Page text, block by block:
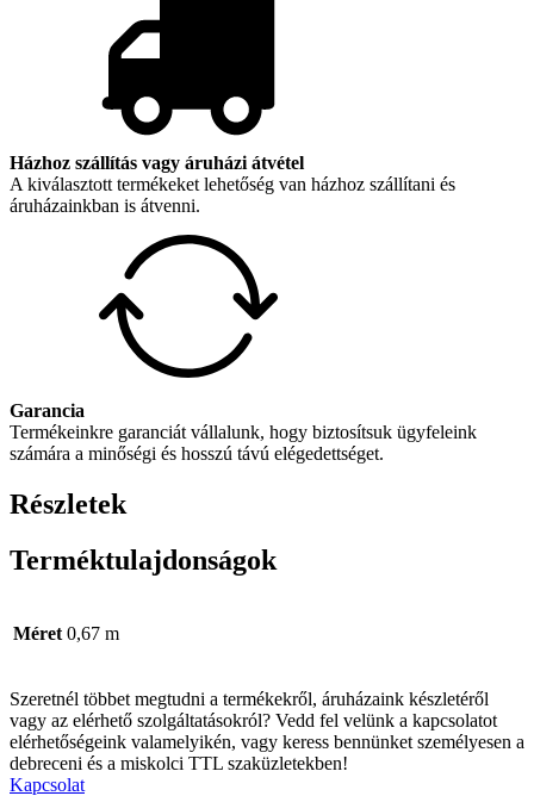
Házhoz szállítás vagy áruházi átvétel
A kiválasztott termékeket lehetőség van házhoz szállítani és
áruházainkban is átvenni.
Garancia
Termékeinkre garanciát vállalunk, hogy biztosítsuk ügyfeleink
számára a minőségi és hosszú távú elégedettséget.
Részletek
Terméktulajdonságok
Méret 0,67 m
Szeretnél többet megtudni a termékekről, áruházaink készletéről
vagy az elérhető szolgáltatásokról? Vedd fel velünk a kapcsolatot
elérhetőségeink valamelyikén, vagy keress bennünket személyesen a
debreceni és a miskolci TTL szaküzletekben!
Kapcsolat